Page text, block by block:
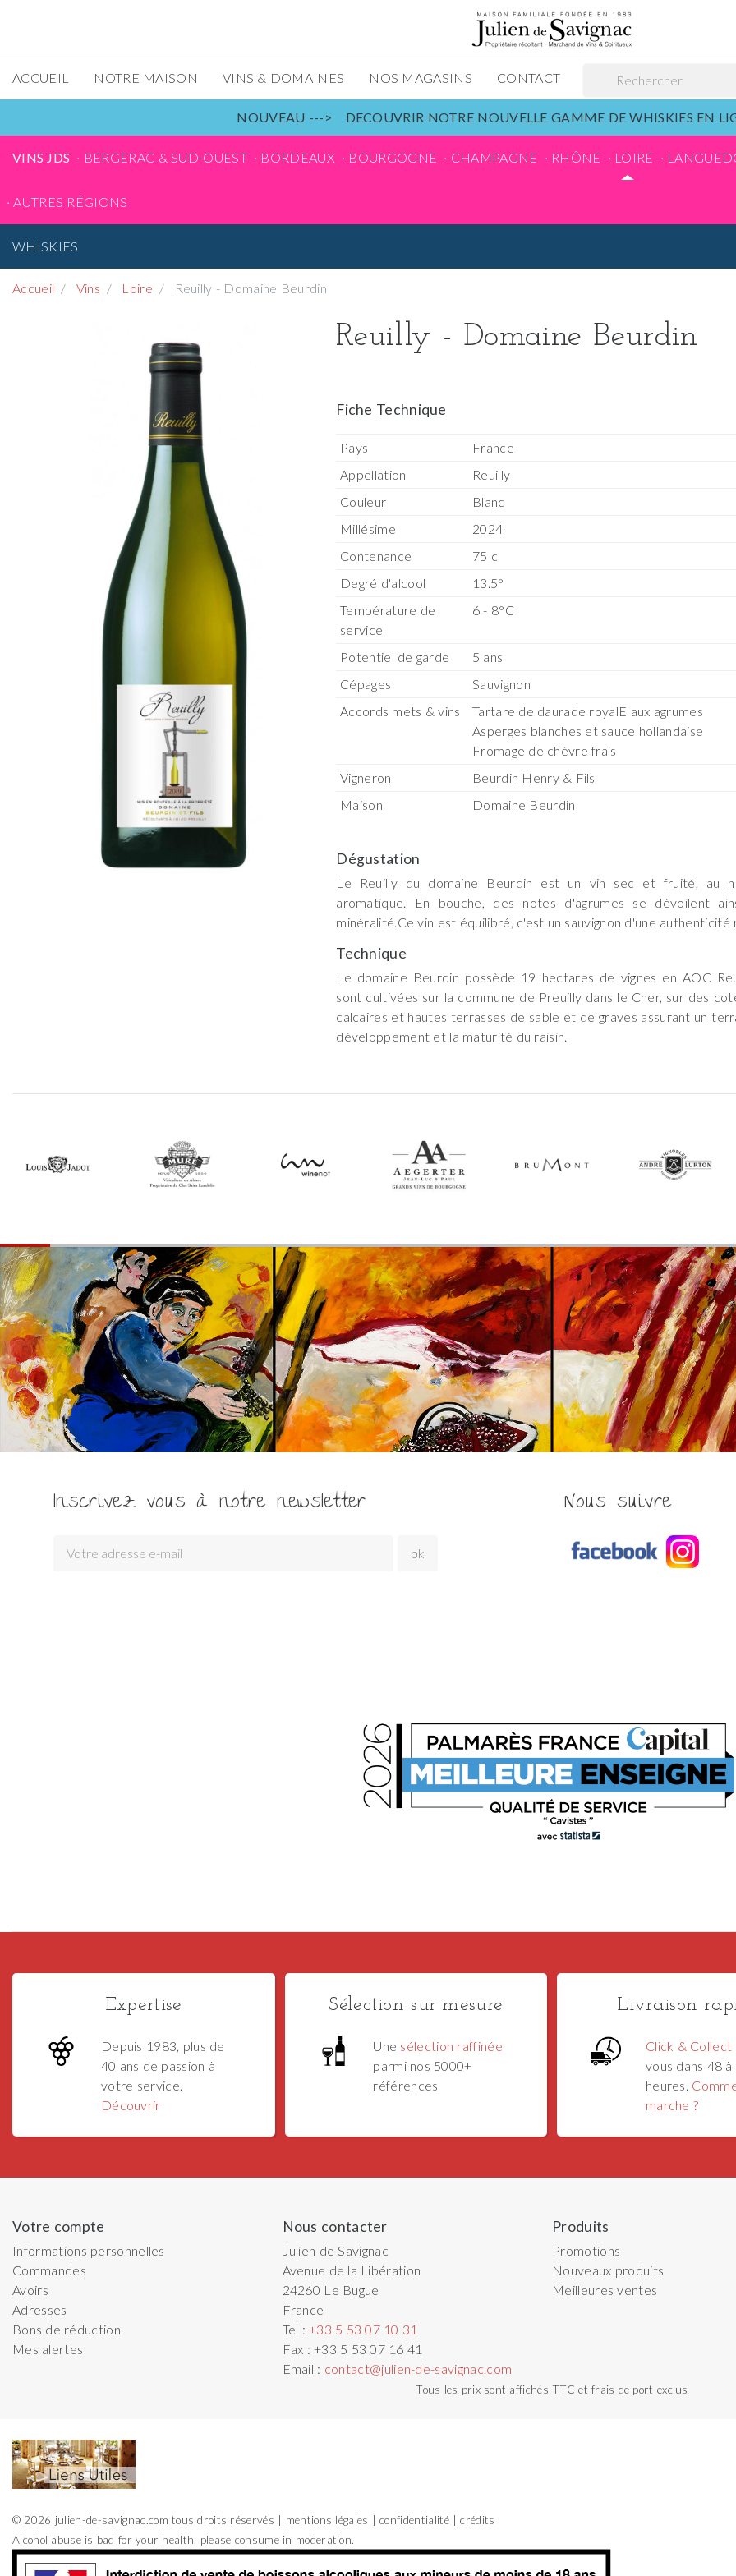
ACCUEIL NOTRE MAISON VINS & DOMAINES NOS MAGASINS CONTACT
NOUVEAU ---> DECOUVRIR NOTRE NOUVELLE GAMME DE WHISKIES EN
VINS JDS BERGERAC & SUD-OUEST BORDEAUX BOURGOGNE CHAMPAGNE RHÔNE LOIRE
AUTRES RÉGIONS
WHISKIES
Accueil Vins Loire Reuilly - Domaine Beurdin
Reuilly - Domaine Beurdin
Fiche Technique
Pays
France
Appellation
Reuilly
Couleur
Blanc
Millésime
2024
Contenance
75 cl
Degré d'alcool
13.5°
Température de
service
6 - 8°C
Potentiel de garde
5 ans
Cépages
Sauvignon
Accords mets & vins
Tartare de daurade royalE aux agrumes
Asperges blanches et sauce hollandaise
Fromage de chèvre frais
Vigneron
Beurdin Henry & Fils
Maison
Domaine Beurdin
Dégustation
Le Reuilly du domaine Beurdin est un vin sec et fruité, au
aromatique. En bouche, des notes d'agrumes se dévoilent
minéralité.Ce vin est équilibré, c'est un sauvignon d'une authenticité
Technique
Le domaine Beurdin possède 19 hectares de vignes en AOC
sont cultivées sur la commune de Preuilly dans le Cher, sur des
calcaires et hautes terrasses de sable et de graves assurant un
développement et la maturité du raisin.
Inscrivez vous à notre newsletter Nous suivre
Expertise
Depuis 1983, plus de
40 ans de passion à
votre service.
Découvrir
Sélection sur mesure
Une sélection raffinée
parmi nos 5000+
références
Livraison
Click & Collect
vous dans 48 à
heures.
marche ?
Votre compte
Informations personnelles
Commandes
Avoirs
Adresses
Bons de réduction
Mes alertes
Nous contacter
Julien de Savignac
Avenue de la Libération
24260 Le Bugue
France
Tel :+33 5 53 07 10 31
Fax :+33 5 53 07 16 41
Email : contact@julien-de-savignac.com
Produits
Promotions
Nouveaux produits
Meilleures ventes
Tous les prix sont affichés TTC et frais de port exclus
© 2026 julien-de-savignac.com tous droits réservés mentions légales confidentialité
crédits
Alcohol abuse is bad for your health, please consume in moderation.